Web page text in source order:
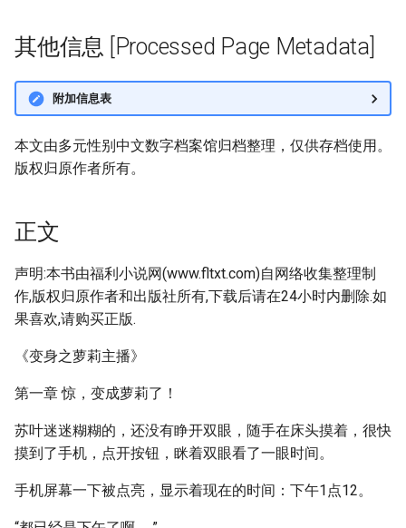
其他信息 [Processed Page Metadata]
附加信息表
本文由多元性别中文数字档案馆归档整理，仅供存档使用。
版权归原作者所有。
正文
声明:本书由福利小说网(www.fltxt.com)自网络收集整理制
作,版权归原作者和出版社所有,下载后请在24小时内删除.如
果喜欢,请购买正版.
《变身之萝莉主播》
第一章 惊，变成萝莉了！
苏叶迷迷糊糊的，还没有睁开双眼，随手在床头摸着，很快
摸到了手机，点开按钮，眯着双眼看了一眼时间。
手机屏幕一下被点亮，显示着现在的时间：下午1点12。